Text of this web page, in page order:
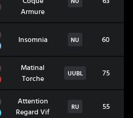
Ténèbres
Armure
Ténèbres
Vol
Insomnia NU 60
Ténèbres
Feu
Matinal
Torche
UUBL 75
Ténèbres
Glace
Attention
Regard Vif
RU 55